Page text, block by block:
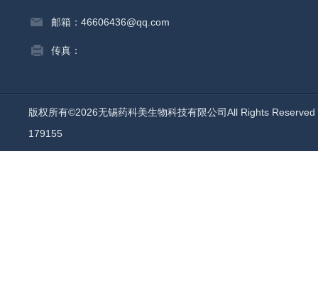
邮箱：46606436@qq.com
传真：
版权所有©2026无锡药科美生物科技有限公司All Rights
179155